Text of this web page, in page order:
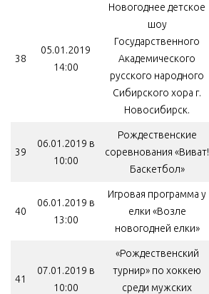
38
05.01.2019
14:00
Новогоднее детское
шоу
Государственного
Академического
русского народного
Сибирского хора г.
Новосибирск.
39
06.01.2019 в
10:00
Рождественские
соревнования «Виват!
Баскетбол»
40
06.01.2019 в
13:00
Игровая программа у
елки «Возле
новогодней елки»
41
07.01.2019 в
10:00
«Рождественский
турнир» по хоккею
среди мужских